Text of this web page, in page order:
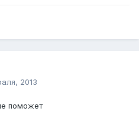
2013
поможет